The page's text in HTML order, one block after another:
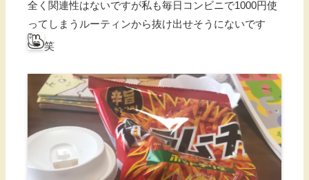
全く関連性はないですが私も毎日コンビニで1000円使
ってしまうルーティンから抜け出せそうにないです
笑